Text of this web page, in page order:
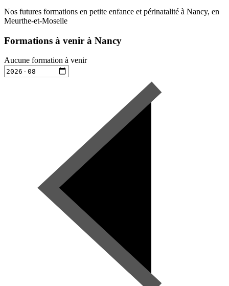
Nos futures formations en petite enfance et périnatalité à Nancy, en
Meurthe-et-Moselle
Formations à venir à Nancy
Aucune formation à venir